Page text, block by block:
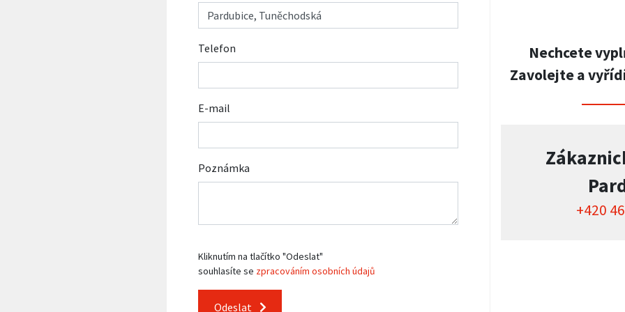
Telefon
E-mail
Poznámka
Kliknutím na tlačítko "Odeslat"
souhlasíte se zpracováním osobních údajů
Odeslat
Nechcete
Zavolejte a
+420